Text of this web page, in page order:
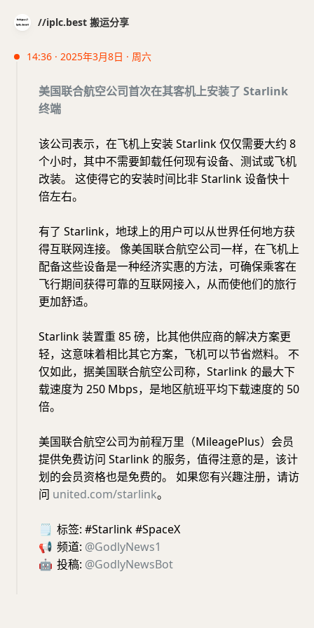
//iplc.best 搬运分享
14:36 · 2025年3月8日 · 周六
美国联合航空公司首次在其客机上安装了 Starlink
终端
该公司表示，在飞机上安装 Starlink 仅仅需要大约 8
个小时，其中不需要卸载任何现有设备、测试或飞机
改装。 这使得它的安装时间比非 Starlink 设备快十
倍左右。
有了 Starlink，地球上的用户可以从世界任何地方获
得互联网连接。 像美国联合航空公司一样，在飞机上
配备这些设备是一种经济实惠的方法，可确保乘客在
飞行期间获得可靠的互联网接入，从而使他们的旅行
更加舒适。
Starlink 装置重 85 磅，比其他供应商的解决方案更
轻，这意味着相比其它方案，飞机可以节省燃料。 不
仅如此，据美国联合航空公司称，Starlink 的最大下
载速度为 250 Mbps，是地区航班平均下载速度的 50
倍。
美国联合航空公司为前程万里（MileagePlus）会员
提供免费访问 Starlink 的服务，值得注意的是，该计
划的会员资格也是免费的。 如果您有兴趣注册，请访
问 united.com/starlink。
🗒 标签: #Starlink #SpaceX
📢 频道: @GodlyNews1
🤖 投稿: @GodlyNewsBot